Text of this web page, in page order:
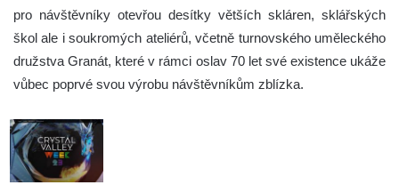
pro návštěvníky otevřou desítky větších skláren, sklářských
škol ale i soukromých ateliérů, včetně turnovského uměleckého
družstva Granát, které v rámci oslav 70 let své existence ukáže
vůbec poprvé svou výrobu návštěvníkům zblízka.